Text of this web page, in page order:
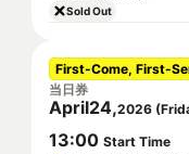
Sold Out
First-Come, First-
当日券
April24,2026 (
13:00 Start Time